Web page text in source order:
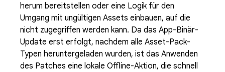
herum bereitstellen oder eine Logik für den
Umgang mit ungültigen Assets einbauen, auf die
nicht zugegriffen werden kann. Da das App-Binär-
Update erst erfolgt, nachdem alle Asset-Pack-
Typen heruntergeladen wurden, ist das Anwenden
des Patches eine lokale Offline-Aktion, die schnell